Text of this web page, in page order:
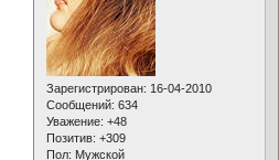
Зарегистрирован: 16-04-2010
Сообщений: 634
Уважение: +48
Позитив: +309
Пол: Мужской